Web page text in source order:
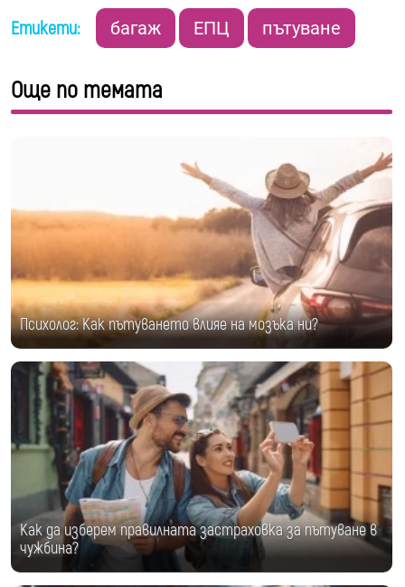
Етикети: багаж ЕПЦ пътуване
Още по темата
Психолог: Как пътуването влияе на мозъка ни?
Как да изберем правилната застраховка за пътуване в
чужбина?